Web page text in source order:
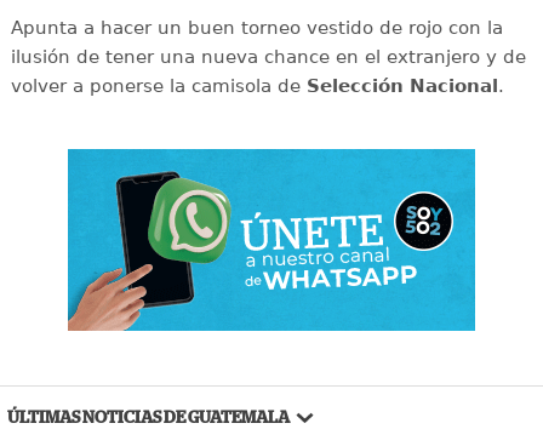
Apunta a hacer un buen torneo vestido de rojo con la
ilusión de tener una nueva chance en el extranjero y de
volver a ponerse la camisola de Selección Nacional.
ÚLTIMAS NOTICIAS DE GUATEMALA